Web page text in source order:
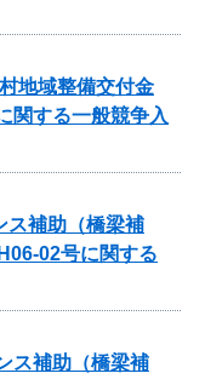
地域整備交付金
関する一般競争入
ス補助（橋梁補
02号に関する
ス補助（橋梁補